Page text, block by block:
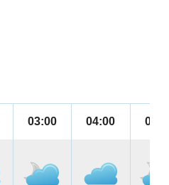
03:00 04:00 05:00